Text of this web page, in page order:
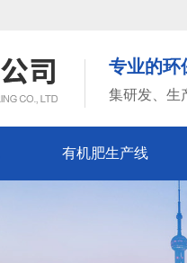
专业的环
集研发、生
有机肥生产线